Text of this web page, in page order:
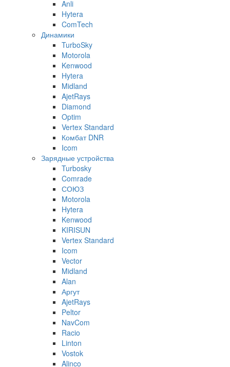
Anli
Hytera
ComTech
Динамики
TurboSky
Motorola
Kenwood
Hytera
Midland
AjetRays
Diamond
Optim
Vertex Standard
Комбат DNR
Icom
Зарядные устройства
Turbosky
Comrade
СОЮЗ
Motorola
Hytera
Kenwood
KIRISUN
Vertex Standard
Icom
Vector
Midland
Alan
Аргут
AjetRays
Peltor
NavCom
Racio
Linton
Vostok
Alinco